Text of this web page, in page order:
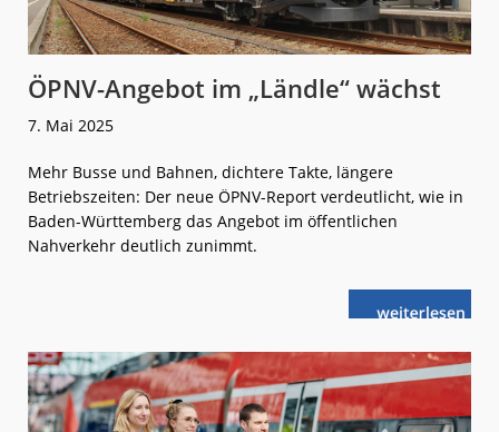
ÖPNV-Angebot im „Ländle“ wächst
7. Mai 2025
Mehr Busse und Bahnen, dichtere Takte, längere
Betriebszeiten: Der neue ÖPNV-Report verdeutlicht, wie in
Baden-Württemberg das Angebot im öffentlichen
Nahverkehr deutlich zunimmt.
weiterlese
nÖPNV-
„Ländle“
wächst